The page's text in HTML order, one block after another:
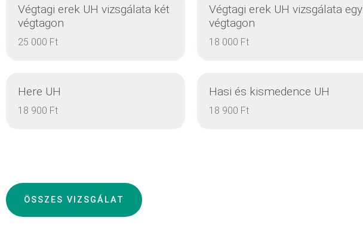
Végtagi erek UH vizsgálata két
végtagon
25 000 Ft
Végtagi erek UH vizsgálata egy
végtagon
18 000 Ft
Here UH
18 900 Ft
Hasi és kismedence UH
18 900 Ft
ÖSSZES VIZSGÁLAT